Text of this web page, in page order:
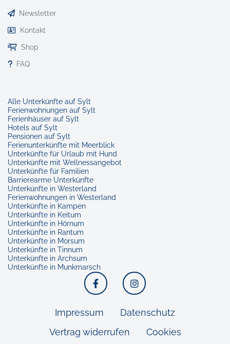
Newsletter
Kontakt
Shop
FAQ
Alle Unterkünfte auf Sylt
Ferienwohnungen auf Sylt
Ferienhäuser auf Sylt
Hotels auf Sylt
Pensionen auf Sylt
Ferienunterkünfte mit Meerblick
Unterkünfte für Urlaub mit Hund
Unterkünfte mit Wellnessangebot
Unterkünfte für Familien
Barrierearme Unterkünfte
Unterkünfte in Westerland
Ferienwohnungen in Westerland
Unterkünfte in Kampen
Unterkünfte in Keitum
Unterkünfte in Hörnum
Unterkünfte in Rantum
Unterkünfte in Morsum
Unterkünfte in Tinnum
Unterkünfte in Archsum
Unterkünfte in Munkmarsch
Facebook Instagram
Impressum
Datenschutz
Vertrag widerrufen
Cookies